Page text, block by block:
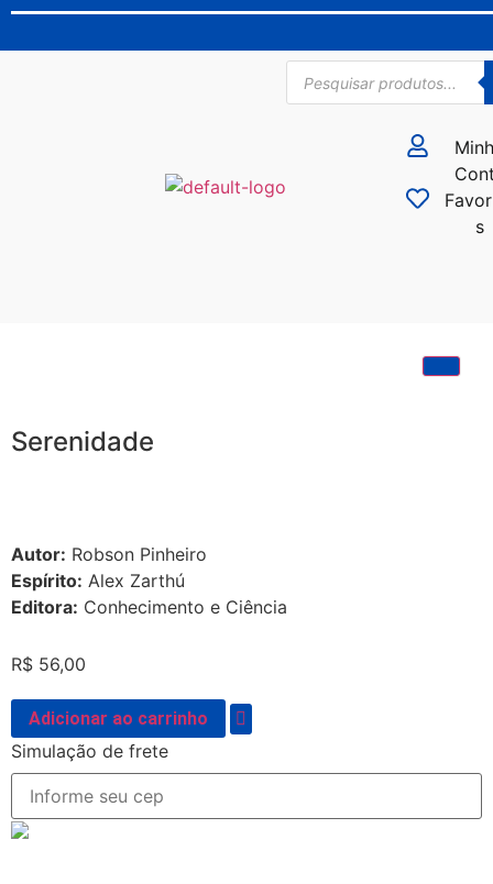
s
Serenidade
Autor: Robson Pinheiro
Espírito: Alex Zarthú
Editora: Conhecimento e Ciência
R$ 56,00
Adicionar ao carrinho
Simulação de frete